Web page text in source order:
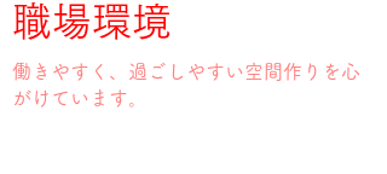
​職場環境
​働きやすく、過ごしやすい空間作りを心
がけています。